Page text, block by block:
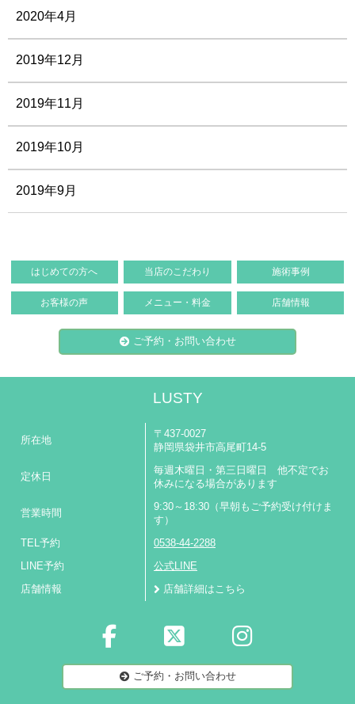
2020年4月
2019年12月
2019年11月
2019年10月
2019年9月
はじめての方へ 当店のこだわり 施術事例
お客様の声 メニュー・料金 店舗情報
ご予約・お問い合わせ
LUSTY
所在地
〒437-0027
静岡県袋井市高尾町14-5
定休日
毎週木曜日・第三日曜日 他不定でお
休みになる場合があります
営業時間
9:30～18:30（早朝もご予約受け付けま
す）
TEL予約 0538-44-2288
LINE予約 公式LINE
店舗情報 店舗詳細はこちら
ご予約・お問い合わせ